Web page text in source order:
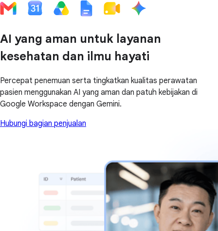
AI yang aman untuk layanan
kesehatan dan ilmu hayati
Percepat penemuan serta tingkatkan kualitas perawatan
pasien menggunakan AI yang aman dan patuh kebijakan di
Google Workspace dengan Gemini.
Hubungi bagian penjualan